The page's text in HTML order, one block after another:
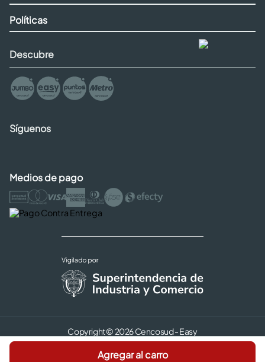
Agregar al carro
Políticas
Descubre
Síguenos
Medios de pago
Copyright © 2026 Cencosud - Easy
Términos y Condiciones |
Seguridad y Privacidad |